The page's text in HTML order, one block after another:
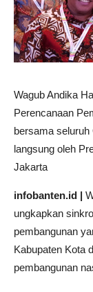
Wagub Andika
Perencanaan
bersama
langsung oleh
Jakarta
infobanten.id |
ungkapkan
pembangunan
Kabupaten Kota
pembangunan